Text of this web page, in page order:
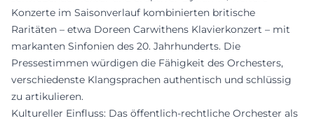
Konzerte im Saisonverlauf kombinierten britische
Raritäten – etwa Doreen Carwithens Klavierkonzert – mit
markanten Sinfonien des 20. Jahrhunderts. Die
Pressestimmen würdigen die Fähigkeit des Orchesters,
verschiedenste Klangsprachen authentisch und schlüssig
zu artikulieren.
Kultureller Einfluss: Das öffentlich-rechtliche Orchester als